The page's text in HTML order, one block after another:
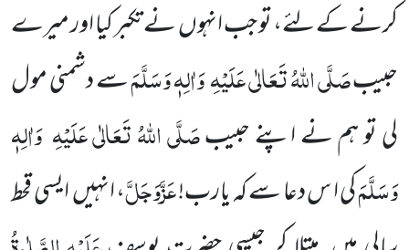
کرنے کے لئے، تو جب انہوںنے تکبر کیا اور میرے
حبیبصَلَّی اللّٰہُ تَعَالٰی عَلَیْہِوَاٰلِہٖ وَسَلَّمَسے دشمنی مول
لی تو ہم نے اپنے حبیبصَلَّی اللّٰہُ تَعَالٰی عَلَیْہِ وَاٰلِہٖ
وَسَلَّمَکی ا س دعا سے کہ یارب!عَزَّوَجَلَّ، انہیںایسی قحط